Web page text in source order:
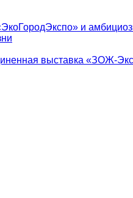
и
выставка «ЗОЖ-